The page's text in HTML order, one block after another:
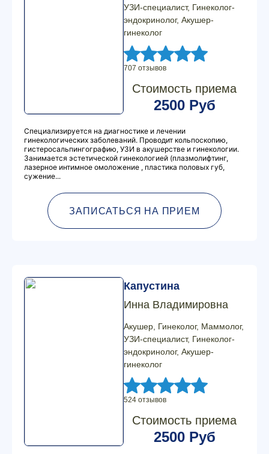
УЗИ-специалист, Гинеколог-
эндокринолог, Акушер-
гинеколог
707 отзывов
Стоимость приема
2500 Руб
Специализируется на диагностике и лечении
гинекологических заболеваний. Проводит кольпоскопию,
гистеросальпингографию, УЗИ в акушерстве и гинекологии.
Занимается эстетической гинекологией (плазмолифтинг,
лазерное интимное омоложение , пластика половых губ,
сужение...
ЗАПИСАТЬСЯ НА ПРИЕМ
Капустина
Инна Владимировна
Акушер, Гинеколог, Маммолог,
УЗИ-специалист, Гинеколог-
эндокринолог, Акушер-
гинеколог
524 отзывов
Стоимость приема
2500 Руб